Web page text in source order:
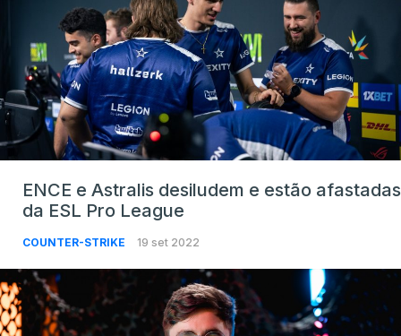
ENCE e Astralis desiludem e estão afastadas
da ESL Pro League
COUNTER-STRIKE 19 set 2022